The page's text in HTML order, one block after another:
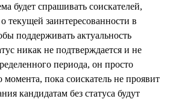
будет спрашивать соискателей,
текущей заинтересованности в
поддерживать актуальность
никак не подтверждается и не
периода, он просто
момента, пока соискатель не проявит
кандидатам без статуса будут